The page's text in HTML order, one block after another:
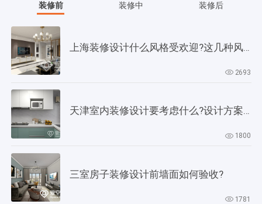
装修前 装修中 装修后
上海装修设计什么风格受欢迎?这几种风格是当下正流行!
2693
天津室内装修设计要考虑什么?设计方案要以此为依据!
1800
三室房子装修设计前墙面如何验收?
1781